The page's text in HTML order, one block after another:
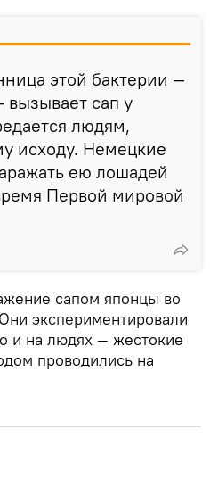
этой бактерии —
сап у
людям,
исходу. Немецкие
ею лошадей
Первой мировой
сапом японцы во
экспериментировали
и на людях — жестокие
проводились на